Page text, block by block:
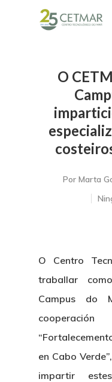
Hit enter to
O
Por Marta
O Centro
traballar
Campus
en Cabo
impartir